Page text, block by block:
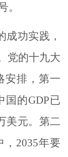
。
功实践，
党的十九大
安排，第一
国的GDP已
美元。第二
2035年要